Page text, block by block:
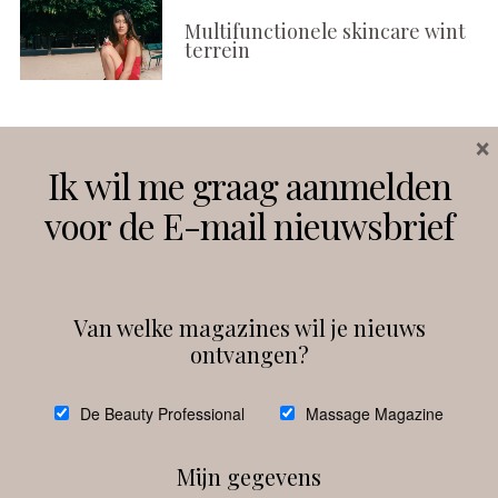
Multifunctionele skincare wint
terrein
Instagram Facebook
debeautyprofessional
Ik wil me graag aanmelden
voor de E-mail nieuwsbrief
Van welke magazines wil je nieuws
ontvangen?
De Beauty Professional Massage Magazine
Mijn gegevens
×